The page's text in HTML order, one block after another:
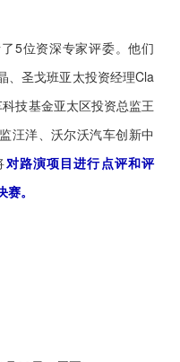
5位资深专家评委。他们
、圣戈班亚太投资经理Cla
技基金亚太区投资总监王
汪洋、沃尔沃汽车创新中
对路演项目进行点评和评
。